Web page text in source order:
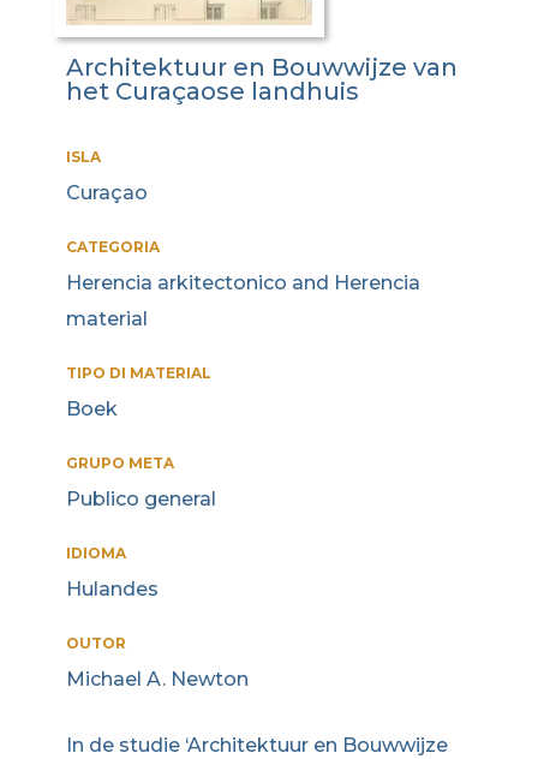
Architektuur en Bouwwijze van
het Curaçaose landhuis
ISLA
Curaçao
CATEGORIA
Herencia arkitectonico and Herencia
material
TIPO DI MATERIAL
Boek
GRUPO META
Publico general
IDIOMA
Hulandes
OUTOR
Michael A. Newton
In de studie ‘Architektuur en Bouwwijze